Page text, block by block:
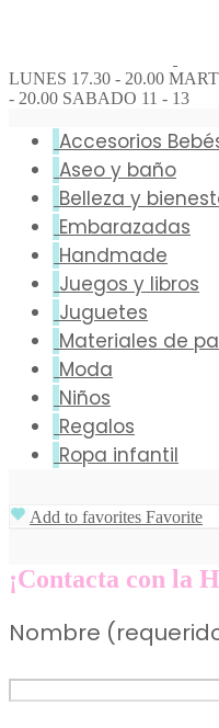
LUNES 17.30 - 20.00
- 20.00 SABADO 11 - 13
Accesorios
Aseo y baño
Belleza y
Embarazadas
Handmade
Juegos y libros
Juguetes
Materiales de
Moda
Niños
Regalos
Ropa infantil
Add to favorites Favorite
¡Contacta con la
Nombre